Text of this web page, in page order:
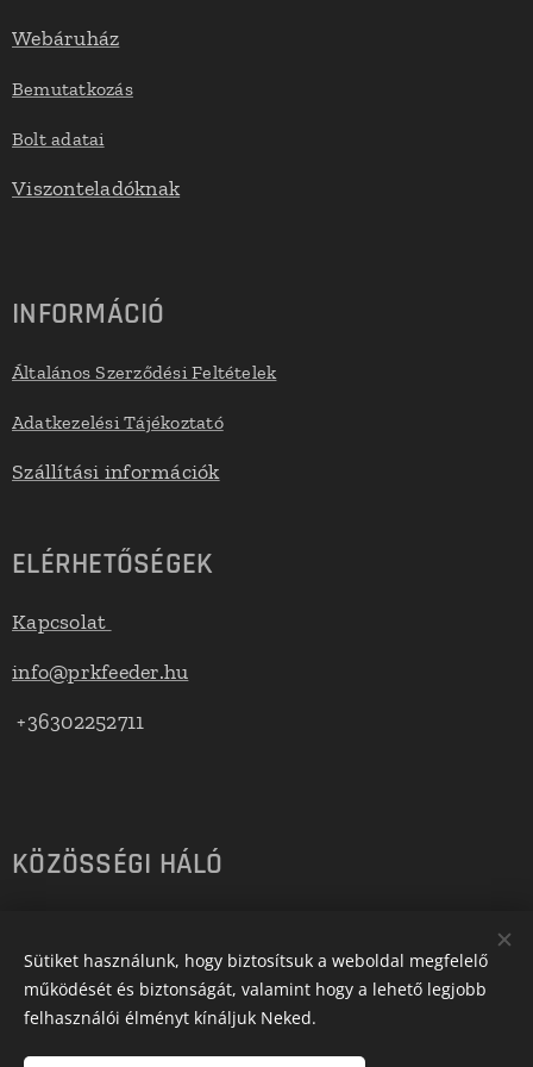
Webáruház
Bemutatkozás
Bolt adatai
Viszonteladóknak
INFORMÁCIÓ
Általános Szerződési Feltételek
Adatkezelési Tájékoztató
Szállítási információk
ELÉRHETŐSÉGEK
Kapcsolat
info@prkfeeder.hu
+36302252711
KÖZÖSSÉGI HÁLÓ
Instagram:@porkolabtamasfishing
Youtube:@prkfeeder
Sütiket használunk, hogy biztosítsuk a weboldal megfelelő
működését és biztonságát, valamint hogy a lehető legjobb
felhasználói élményt kínáljuk Neked.